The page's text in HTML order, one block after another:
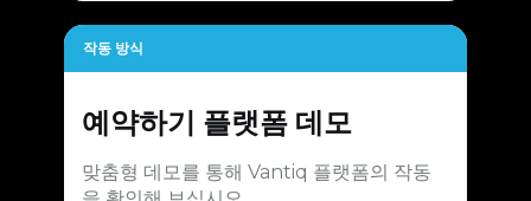
작동 방식
예약하기 플랫폼 데모
맞춤형 데모를 통해 Vantiq 플랫폼의 작동